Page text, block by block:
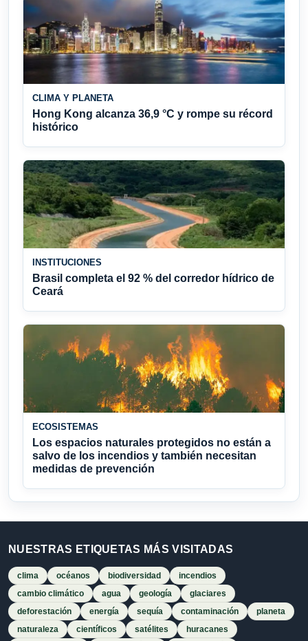
CLIMA Y PLANETA
Hong Kong alcanza 36,9 °C y rompe su récord
histórico
INSTITUCIONES
Brasil completa el 92 % del corredor hídrico de
Ceará
ECOSISTEMAS
Los espacios naturales protegidos no están a
salvo de los incendios y también necesitan
medidas de prevención
NUESTRAS ETIQUETAS MÁS VISITADAS
clima océanos biodiversidad
incendios
cambio climático
agua geología
glaciares
deforestación
energía sequía contaminación
planeta
naturaleza
científicos satélites
huracanes